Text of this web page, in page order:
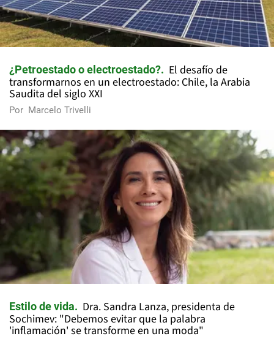
¿Petroestado o electroestado?
El desafío de
transformarnos en un electroestado: Chile, la Arabia
Saudita del siglo XXI
Por Marcelo Trivelli
Estilo de vida
Dra. Sandra Lanza, presidenta de
Sochimev: "Debemos evitar que la palabra
'inflamación' se transforme en una moda"